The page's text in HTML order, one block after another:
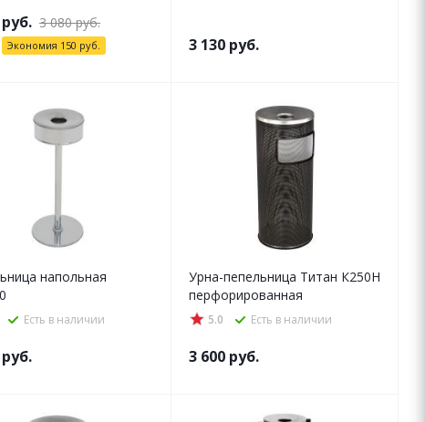
руб. 3 080руб.
Экономия 150 руб. 3 130 руб.
напольная
Есть в наличии
руб.
Урна-пепельница Титан К250Н
перфорированная
5.0 Есть в наличии
3 600 руб.